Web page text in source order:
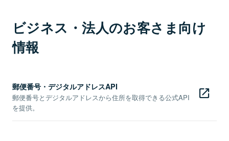
ビジネス・法人のお客さま向け
情報
郵便番号・デジタルアドレスAPI
郵便番号とデジタルアドレスから住所を取得できる公式API
を提供。